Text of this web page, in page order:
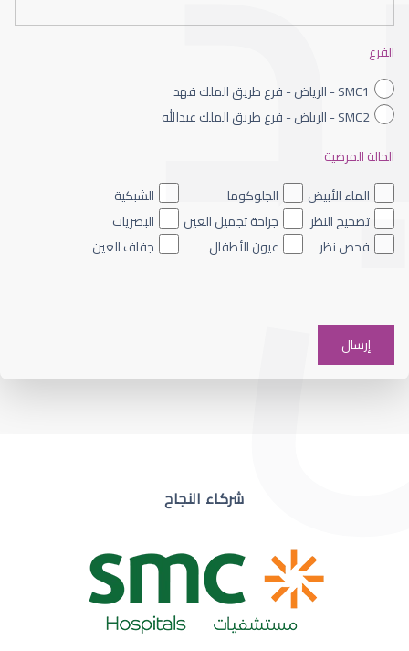
ضعف نظر الاطفال
ضعف نظر العين اليسرى
ضعف نظر مفاجئ
الفرع
SMC1 - الرياض - فرع طريق الملك فهد
SMC2 - الرياض - فرع طريق الملك عبدالله
الحالة المرضية
الماء الأبيض
الجلوكوما
الشبكية
تصحيح النظر
جراحة تجميل العين
البصريات
فحص نظر
عيون الأطفال جفاف العين
شركاء النجاح